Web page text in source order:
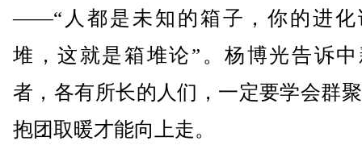
——“人都是未知的箱子，你的进化
堆，这就是箱堆论”。杨博光告诉
者，各有所长的人们，一定要学会群
抱团取暖才能向上走。